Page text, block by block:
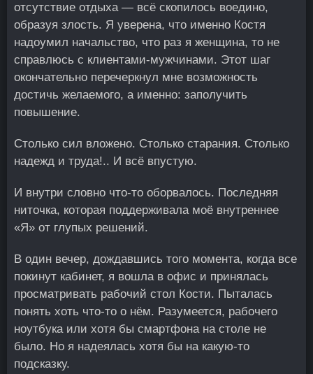
отсутствие отдыха — всё скопилось воедино,
образуя злость. Я уверена, что именно Костя
надоумил начальство, что раз я женщина, то не
справлюсь с клиентами-мужчинами. Этот шаг
окончательно перечеркнул мне возможность
достичь желаемого, а именно: заполучить
повышение.
Столько сил вложено. Столько старания. Столько
надежд и труда!.. И всё впустую.
И внутри словно что-то оборвалось. Последняя
ниточка, которая поддерживала моё внутреннее
«Я» от глупых решений.
В один вечер, дождавшись того момента, когда все
покинут кабинет, я вошла в офис и принялась
просматривать рабочий стол Кости. Пыталась
понять хоть что-то о нём. Разумеется, рабочего
ноутбука или хотя бы смартфона на столе не
было. Но я надеялась хотя бы на какую-то
подсказку.